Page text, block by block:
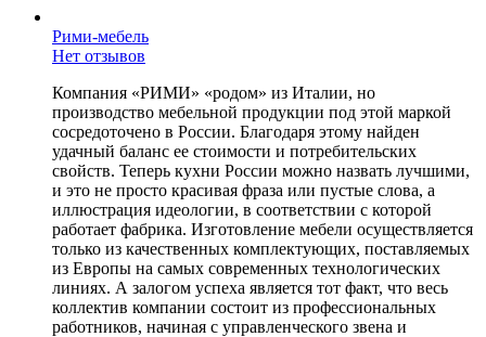
Рими-мебель
Нет отзывов
Компания «РИМИ» «родом» из Италии, но
производство мебельной продукции под этой маркой
сосредоточено в России. Благодаря этому найден
удачный баланс ее стоимости и потребительских
свойств. Теперь кухни России можно назвать лучшими,
и это не просто красивая фраза или пустые слова, а
иллюстрация идеологии, в соответствии с которой
работает фабрика. Изготовление мебели осуществляется
только из качественных комплектующих, поставляемых
из Европы на самых современных технологических
линиях. А залогом успеха является тот факт, что весь
коллектив компании состоит из профессиональных
работников, начиная с управленческого звена и